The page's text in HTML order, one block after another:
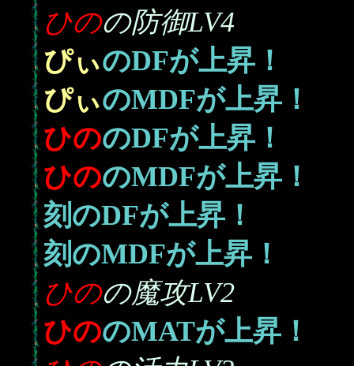
ひのの防御LV4
ぴぃのDFが上昇！
ぴぃのMDFが上昇！
ひののDFが上昇！
ひののMDFが上昇！
刻のDFが上昇！
刻のMDFが上昇！
ひのの魔攻LV2
ひののMATが上昇！